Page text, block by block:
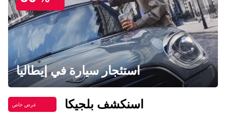
استئجار سيارة في إيطاليا
عرض خاص اسنكشف بلجيكا